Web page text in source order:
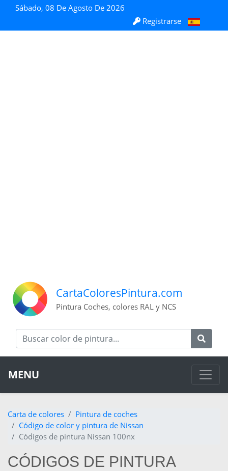
Sábado, 08 De Agosto De 2026
Registrarse
CartaColoresPintura.com
Pintura Coches, colores RAL y NCS
MENU
Carta de colores
Pintura de coches
Código de color y pintura de Nissan
Códigos de pintura Nissan 100nx
CÓDIGOS DE PINTURA